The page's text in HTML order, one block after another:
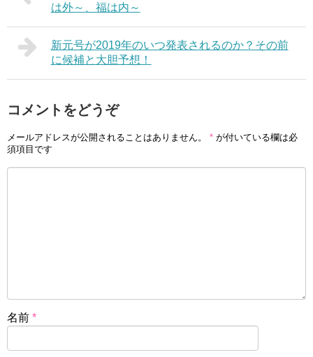
は外～、福は内～
新元号が2019年のいつ発表されるのか？その前
に候補と大胆予想！
コメントをどうぞ
メールアドレスが公開されることはありません。 * が付いている欄は必
須項目です
名前 *